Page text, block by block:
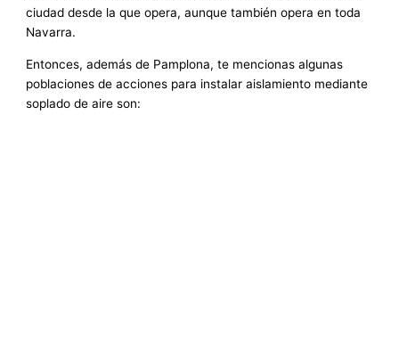
ciudad desde la que opera, aunque también opera en toda
Navarra.
Entonces, además de Pamplona, te mencionas algunas
poblaciones de acciones para instalar aislamiento mediante
soplado de aire son: